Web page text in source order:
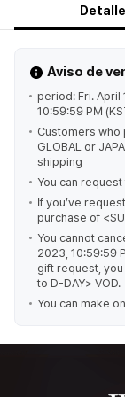
Aviso de
period: Fri. April
10:59:59 PM
Customers who
GLOBAL or
shipping
You can
If you’ve
purchase of
You cannot
2023, 10:59:59
gift request, you
to D-DAY> VOD.
You can make